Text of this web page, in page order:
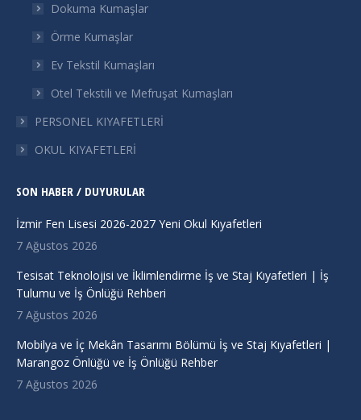
windowwindowwindowwindow
Dokuma Kumaşlar
Örme Kumaşlar
Ev Tekstil Kumaşları
Otel Tekstili ve Mefruşat Kumaşları
PERSONEL KIYAFETLERİ
OKUL KIYAFETLERİ
SON HABER / DUYURULAR
İzmir Fen Lisesi 2026-2027 Yeni Okul Kıyafetleri
7 Ağustos 2026
Tesisat Teknolojisi ve İklimlendirme İş ve Staj Kıyafetleri | İş
Tulumu ve İş Önlüğü Rehberi
7 Ağustos 2026
Mobilya ve İç Mekân Tasarımı Bölümü İş ve Staj Kıyafetleri |
Marangoz Önlüğü ve İş Önlüğü Rehber
7 Ağustos 2026